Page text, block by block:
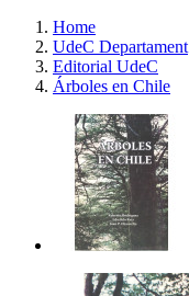
Home
UdeC Departament
Editorial UdeC
Árboles en Chile